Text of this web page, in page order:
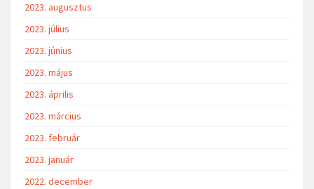
2023. augusztus
2023. július
2023. június
2023. május
2023. április
2023. március
2023. február
2023. január
2022. december